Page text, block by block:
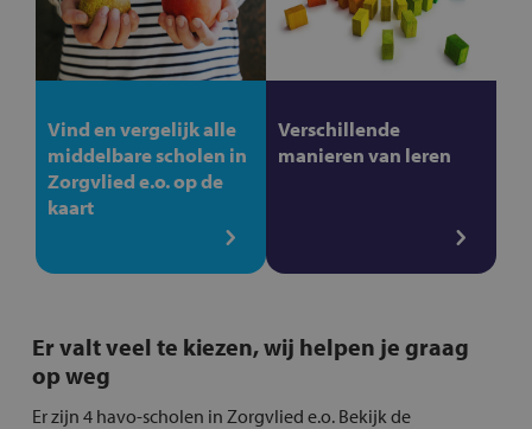
Vind en vergelijk alle
middelbare scholen in
Zorgvlied e.o. op de
kaart
Verschillende
manieren van leren
Er valt veel te kiezen, wij helpen je graag
op weg
Er zijn 4 havo-scholen in Zorgvlied e.o. Bekijk de